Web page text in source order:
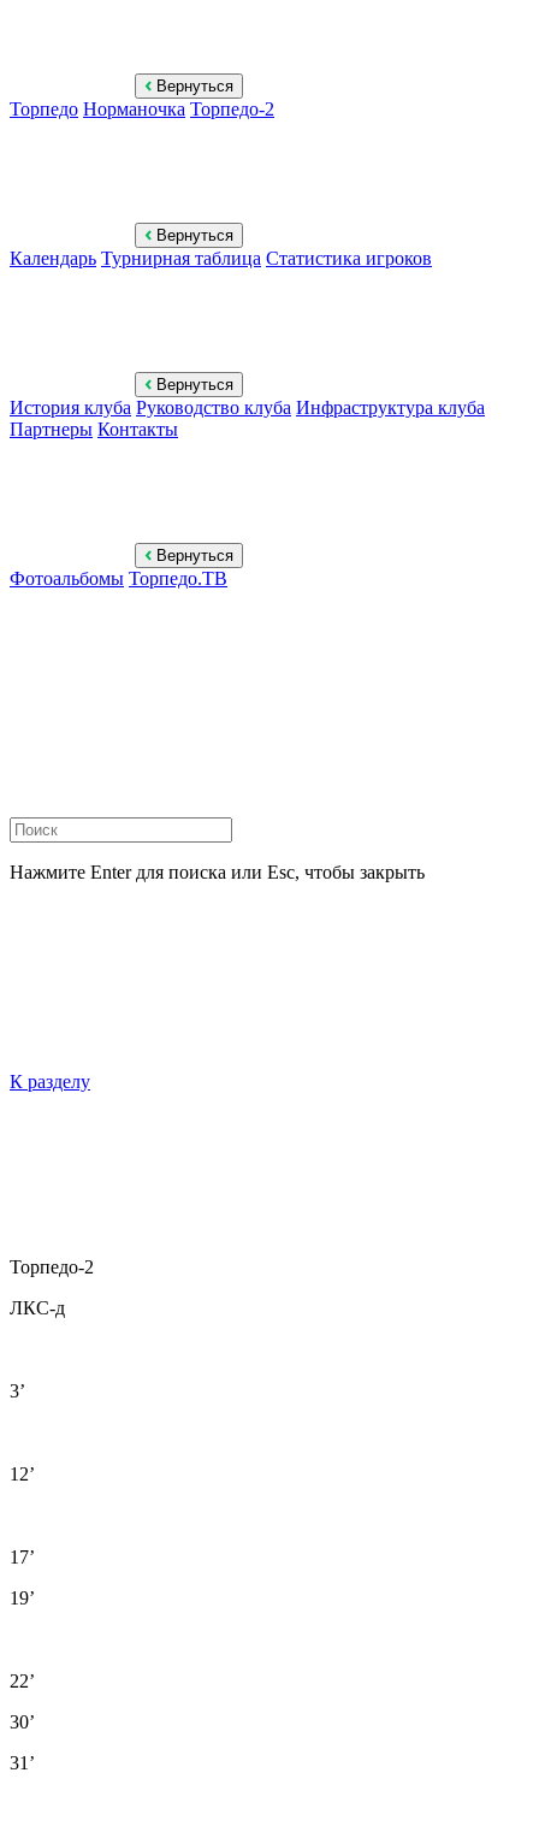
Вернуться
Торпедо Норманочка Торпедо-2
Вернуться
Календарь Турнирная таблица Статистика игроков
Вернуться
История клуба Руководство клуба Инфраструктура клуба
Партнеры Контакты
Вернуться
Фотоальбомы Торпедо.ТВ
Нажмите Enter для поиска или Esc, чтобы закрыть
К разделу
Торпедо-2
ЛКС-д
3’
12’
17’
19’
22’
30’
31’